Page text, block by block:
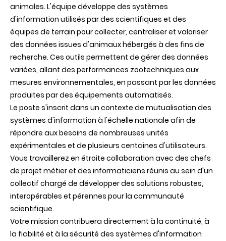
animales. L'équipe développe des systèmes
d'information utilisés par des scientifiques et des
équipes de terrain pour collecter, centraliser et valoriser
des données issues d'animaux hébergés à des fins de
recherche. Ces outils permettent de gérer des données
variées, allant des performances zootechniques aux
mesures environnementales, en passant par les données
produites par des équipements automatisés.
Le poste s'inscrit dans un contexte de mutualisation des
systèmes d'information à l'échelle nationale afin de
répondre aux besoins de nombreuses unités
expérimentales et de plusieurs centaines d'utilisateurs.
Vous travaillerez en étroite collaboration avec des chefs
de projet métier et des informaticiens réunis au sein d'un
collectif chargé de développer des solutions robustes,
interopérables et pérennes pour la communauté
scientifique.
Votre mission contribuera directement à la continuité, à
la fiabilité et à la sécurité des systèmes d'information